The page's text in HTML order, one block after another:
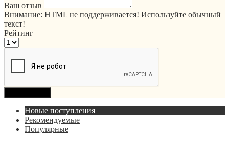
Ваш отзыв
Внимание: HTML не поддерживается! Используйте обычный
текст!
Рейтинг
Новые поступления
Рекомендуемые
Популярные